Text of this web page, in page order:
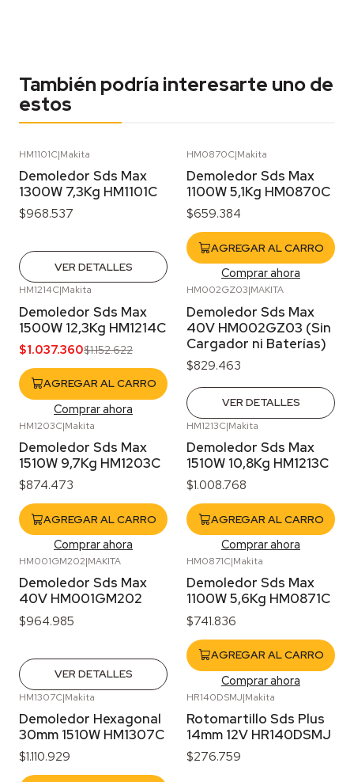
También podría interesarte uno de
estos
HM1101C|Makita
Demoledor Sds Max
1300W 7,3Kg HM1101C
$968.537
VER DETALLES
HM0870C|Makita
Demoledor Sds Max
1100W 5,1Kg HM0870C
$659.384
AGREGAR AL CARRO
Comprar ahora
HM1214C|Makita
Demoledor Sds Max
1500W 12,3Kg HM1214C
$1.037.360$1.152.622
AGREGAR AL CARRO
Comprar ahora
HM002GZ03|MAKITA
Demoledor Sds Max
40V HM002GZ03 (Sin
Cargador ni Baterías)
$829.463
VER DETALLES
HM1203C|Makita
Demoledor Sds Max
1510W 9,7Kg HM1203C
$874.473
AGREGAR AL CARRO
Comprar ahora
HM1213C|Makita
Demoledor Sds Max
1510W 10,8Kg HM1213C
$1.008.768
AGREGAR AL CARRO
Comprar ahora
HM001GM202|MAKITA
Demoledor Sds Max
40V HM001GM202
$964.985
VER DETALLES
HM0871C|Makita
Demoledor Sds Max
1100W 5,6Kg HM0871C
$741.836
AGREGAR AL CARRO
Comprar ahora
HM1307C|Makita
Demoledor Hexagonal
30mm 1510W HM1307C
$1.110.929
HR140DSMJ|Makita
Rotomartillo Sds Plus
14mm 12V HR140DSMJ
$276.759